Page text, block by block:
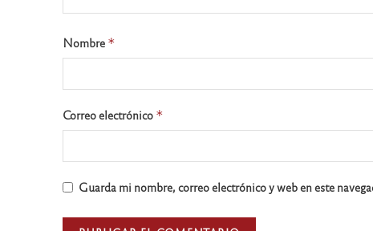
Nombre *
Correo electrónico *
Guarda mi nombre, correo electrónico y web en este